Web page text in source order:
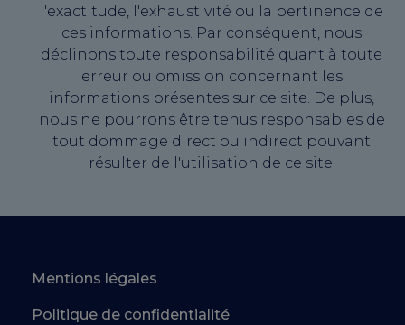
l'exactitude, l'exhaustivité ou la pertinence de
ces informations. Par conséquent, nous
déclinons toute responsabilité quant à toute
erreur ou omission concernant les
informations présentes sur ce site. De plus,
nous ne pourrons être tenus responsables de
tout dommage direct ou indirect pouvant
résulter de l'utilisation de ce site.
Mentions légales
Politique de confidentialité